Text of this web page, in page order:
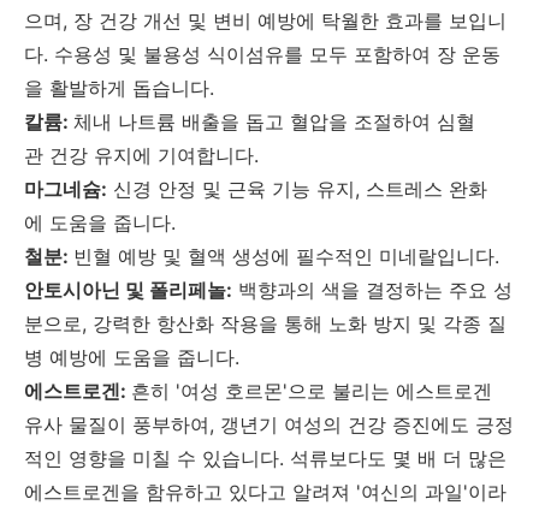
으며, 장 건강 개선 및 변비 예방에 탁월한 효과를 보입니
다. 수용성 및 불용성 식이섬유를 모두 포함하여 장 운동
을 활발하게 돕습니다.
칼륨: 체내 나트륨 배출을 돕고 혈압을 조절하여 심혈
관 건강 유지에 기여합니다.
마그네슘: 신경 안정 및 근육 기능 유지, 스트레스 완화
에 도움을 줍니다.
철분: 빈혈 예방 및 혈액 생성에 필수적인 미네랄입니다.
안토시아닌 및 폴리페놀: 백향과의 색을 결정하는 주요 성
분으로, 강력한 항산화 작용을 통해 노화 방지 및 각종 질
병 예방에 도움을 줍니다.
에스트로겐: 흔히 '여성 호르몬'으로 불리는 에스트로겐
유사 물질이 풍부하여, 갱년기 여성의 건강 증진에도 긍정
적인 영향을 미칠 수 있습니다. 석류보다도 몇 배 더 많은
에스트로겐을 함유하고 있다고 알려져 '여신의 과일'이라